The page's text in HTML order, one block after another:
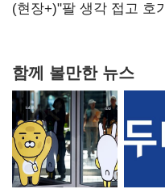
숙제
(현장+)"팔 생각 접고 호
함께 볼만한 뉴스